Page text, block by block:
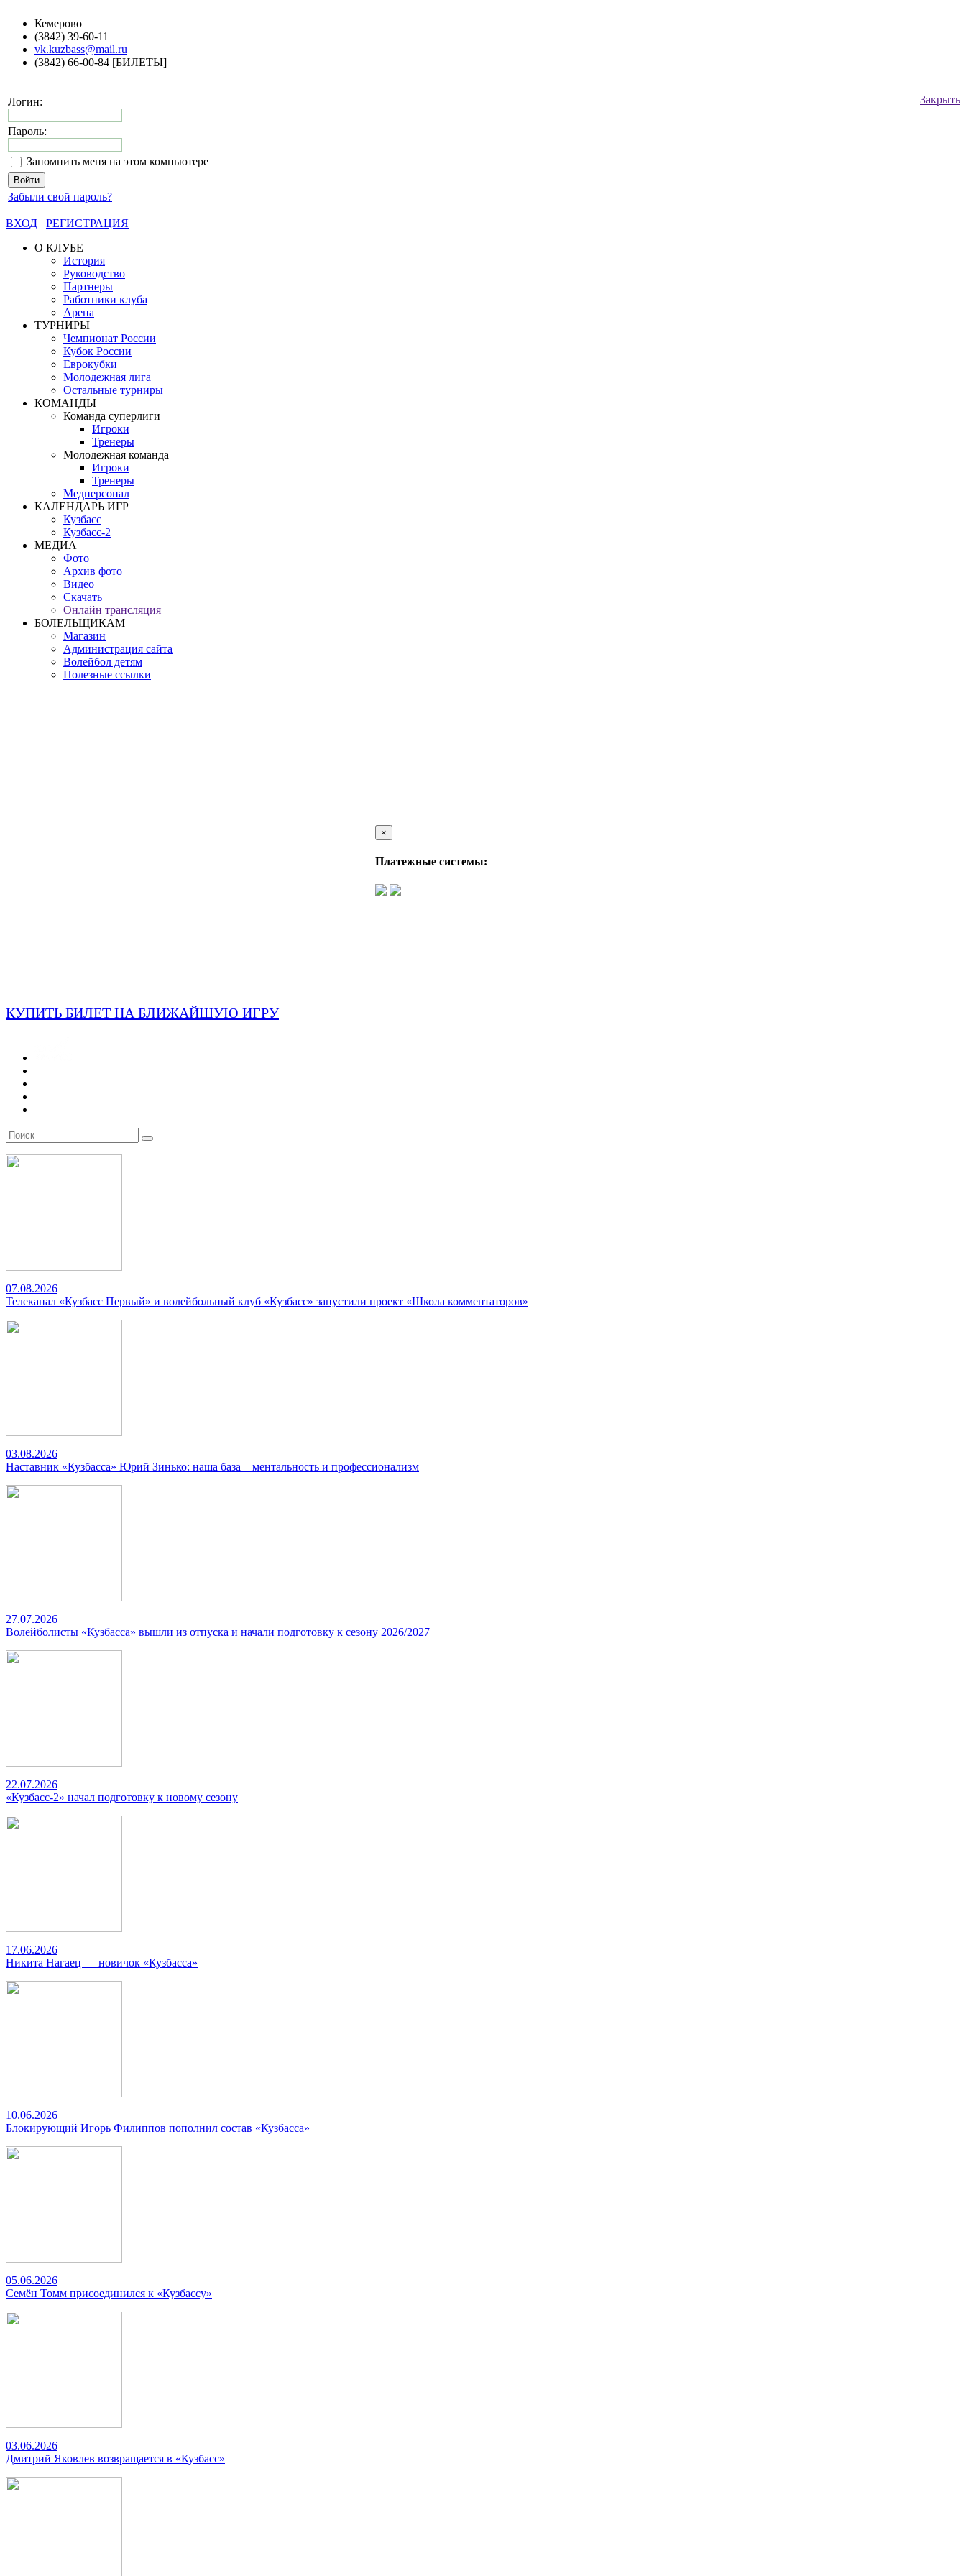
Кемерово
(3842) 39-60-11
vk.kuzbass@mail.ru
(3842) 66-00-84 [БИЛЕТЫ]
Закрыть
Логин:
Пароль:
Запомнить меня на этом компьютере
Забыли свой пароль?
ВХОД
РЕГИСТРАЦИЯ
О КЛУБЕ
История
Руководство
Партнеры
Работники клуба
Арена
ТУРНИРЫ
Чемпионат России
Кубок России
Еврокубки
Молодежная лига
Остальные турниры
КОМАНДЫ
Команда суперлиги
Игроки
Тренеры
Молодежная команда
Игроки
Тренеры
Медперсонал
КАЛЕНДАРЬ ИГР
Кузбасс
Кузбасс-2
МЕДИА
Фото
Архив фото
Видео
Скачать
Онлайн трансляция
БОЛЕЛЬЩИКАМ
Магазин
Администрация сайта
Волейбол детям
Полезные ссылки
×
Платежные системы:
КУПИТЬ БИЛЕТ НА БЛИЖАЙШУЮ ИГРУ
07.08.2026
Телеканал «Кузбасс Первый» и волейбольный клуб «Кузбасс» запустили проект «Школа комментаторов»
03.08.2026
Наставник «Кузбасса» Юрий Зинько: наша база – ментальность и профессионализм
27.07.2026
Волейболисты «Кузбасса» вышли из отпуска и начали подготовку к сезону 2026/2027
22.07.2026
«Кузбасс-2» начал подготовку к новому сезону
17.06.2026
Никита Нагаец — новичок «Кузбасса»
10.06.2026
Блокирующий Игорь Филиппов пополнил состав «Кузбасса»
05.06.2026
Семён Томм присоединился к «Кузбассу»
03.06.2026
Дмитрий Яковлев возвращается в «Кузбасс»